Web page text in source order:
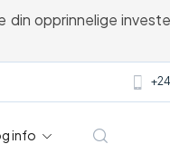
din opprinnelige
info